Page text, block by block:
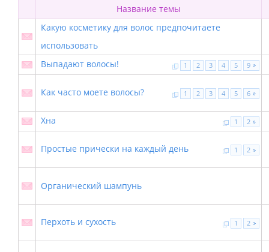
Название темы
Какую косметику для волос предпочитаете
использовать
Выпадают волосы!
1 2 3 4 5 9
Как часто моете волосы? 1 2 3 4 5 6
Хна 1 2
Простые прически на каждый день 1 2
Органический шампунь
Перхоть и сухость 1 2